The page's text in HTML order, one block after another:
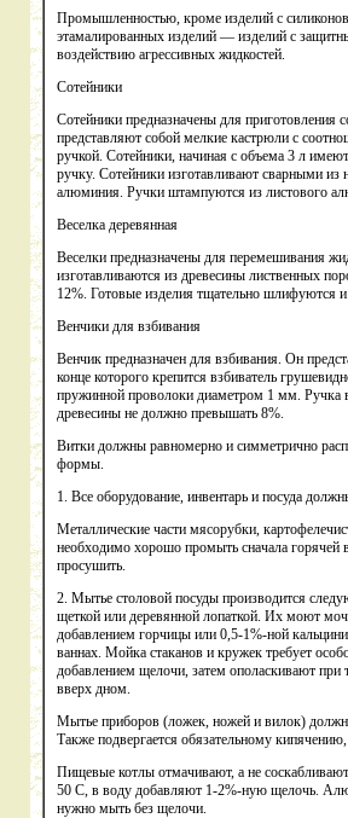
Промышленностью, кроме изделий с
этамалированных изделий — изделий с
воздействию агрессивных жидкостей.
Сотейники
Сотейники предназначены для приготовления
представляют собой мелкие кастрюли с
ручкой. Сотейники, начиная с объема 3 л
ручку. Сотейники изготавливают сварными
алюминия. Ручки штампуются из листового
Веселка деревянная
Веселки предназначены для перемешивания
изготавливаются из древесины лиственных
12%. Готовые изделия тщательно шлифуются
Венчики для взбивания
Венчик предназначен для взбивания. Он
конце которого крепится взбиватель
пружинной проволоки диаметром 1 мм. Ручка
древесины не должно превышать 8%.
Витки должны равномерно и симметрично
формы.
1. Все оборудование, инвентарь и посуда
Металлические части мясорубки,
необходимо хорошо промыть сначала горячей
просушить.
2. Мытье столовой посуды производится
щеткой или деревянной лопаткой. Их моют
добавлением горчицы или 0,5-1%-ной
ваннах. Мойка стаканов и кружек требует
добавлением щелочи, затем ополаскивают
вверх дном.
Мытье приборов (ложек, ножей и вилок)
Также подвергается обязательному
Пищевые котлы отмачивают, а не
50 С, в воду добавляют 1-2%-ную щелочь.
нужно мыть без щелочи.